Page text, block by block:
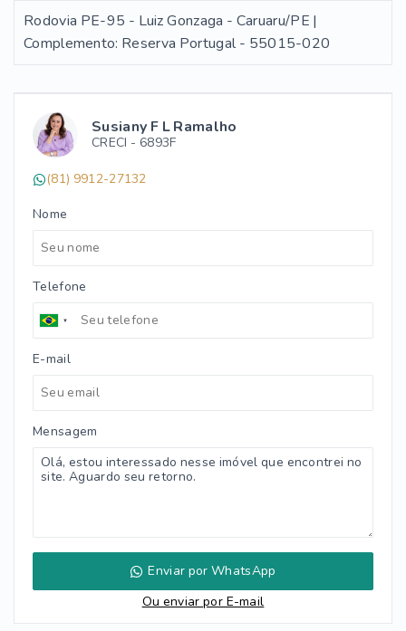
Susiany F L Ramalho
CRECI - 6893F
(81) 9912-27132
Nome
Telefone
E-mail
Mensagem
Enviar por WhatsApp
Ou enviar por E-mail
Rodovia PE-95 - Luiz Gonzaga - Caruaru/PE |
Complemento: Reserva Portugal - 55015-020